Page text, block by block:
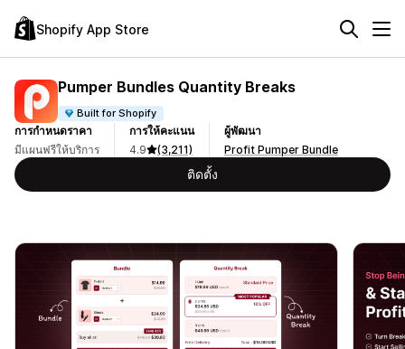
Shopify App Store
Pumper Bundles Quantity Breaks
Built for Shopify
การกำหนดราคา
มีแผนฟรีให้บริการ
การให้คะแนน
4.9
(3,211)
ผู้พัฒนา
Profit Pumper Bundle
ติดตั้ง